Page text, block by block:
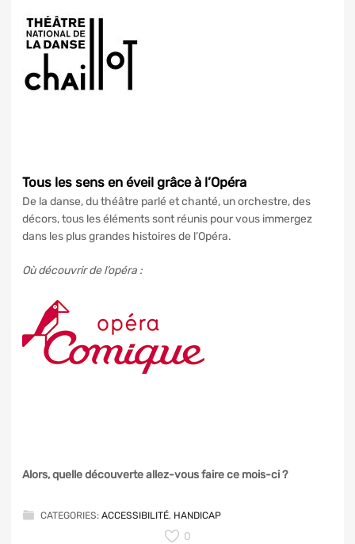
Tous les sens en éveil grâce à l’Opéra
De la danse, du théâtre parlé et chanté, un orchestre, des
décors, tous les éléments sont réunis pour vous immergez
dans les plus grandes histoires de l’Opéra.
Où découvrir de l’opéra :
Alors, quelle découverte allez-vous faire ce mois-ci ?
CATEGORIES: ACCESSIBILITÉ, HANDICAP
0